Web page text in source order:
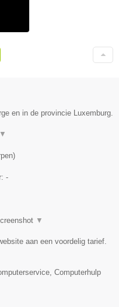
en in de provincie Luxemburg.
▼
)
-
▼
aan een voordelig tarief.
Computerhulp